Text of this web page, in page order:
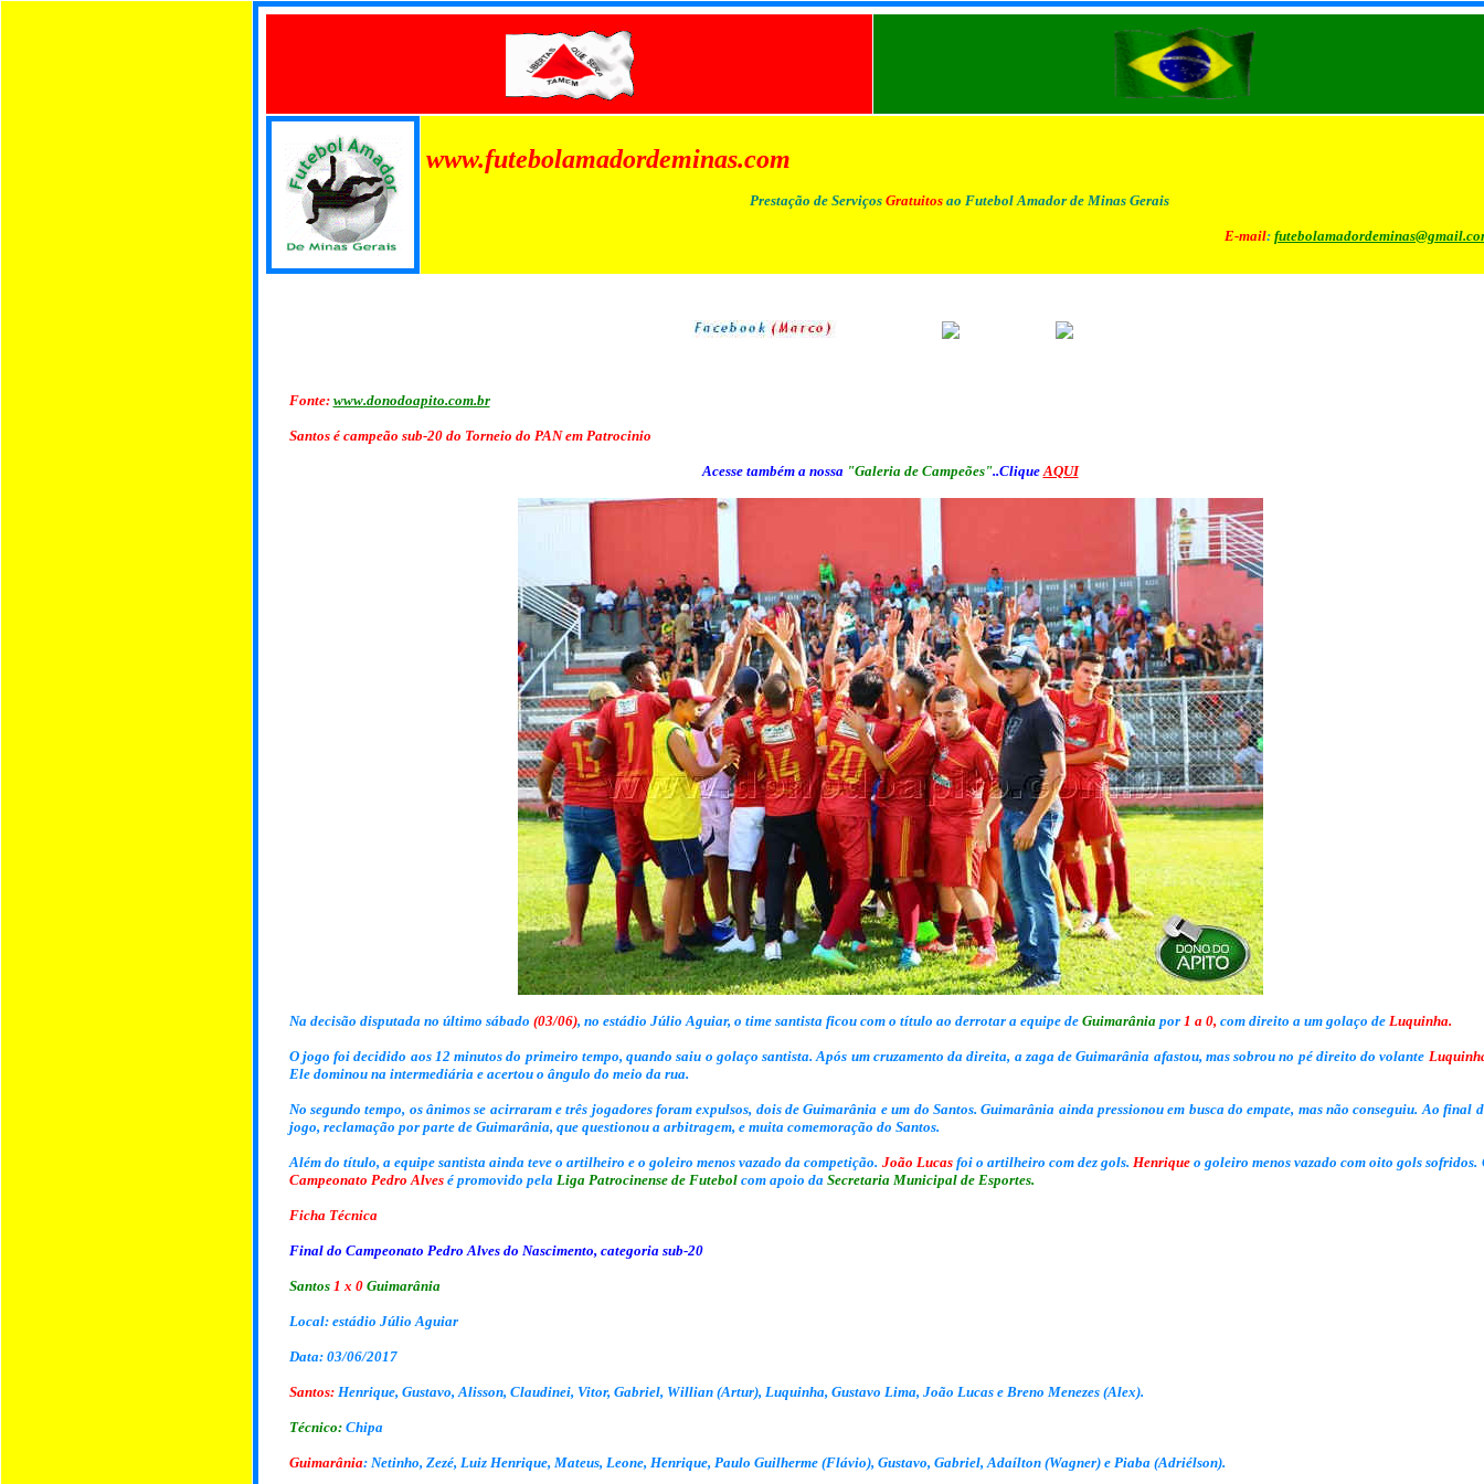
www.futebolamadordeminas.com
Prestação de Serviços Gratuitos ao Futebol Amador de Minas Gerais
E-mail:
Fonte: www.donodoapito.com.br
Santos é campeão sub-20 do Torneio do PAN em Patrocinio
Acesse também a nossa "Galeria de Campeões"..CliqueAQUI
Na decisão disputada no último sábado (03/06), no estádio Júlio Aguiar, o time santista ficou com o título ao derrotar a equipe de Guimarâniapor 1 a 0,com direito a um golaço de Luquinha.
O jogo foi decidido aos 12 minutos do primeiro tempo, quando saiu o golaço santista. Após um cruzamento da direita, a zaga de Guimarânia afastou, mas sobrou no pé direito do volante
Ele dominou na intermediária e acertou o ângulo do meio da rua.
No segundo tempo, os ânimos se acirraram e três jogadores foram expulsos, dois de Guimarânia e um do Santos. Guimarânia ainda pressionou em busca do empate, mas não conseguiu. Ao final
jogo, reclamação por parte de Guimarânia, que questionou a arbitragem, e muita comemoração do Santos.
Além do título, a equipe santista ainda teve o artilheiro e o goleiro menos vazado da competição. João Lucas foi o artilheiro com dez gols. Henriqueo goleiro menos vazado com oito gols sofridos.
Campeonato Pedro Alvesé promovido pela Liga Patrocinense de Futebol com apoio daSecretaria Municipal de Esportes.
Ficha Técnica
Final do Campeonato Pedro Alves do Nascimento, categoria sub-20
Santos 1 x 0Guimarânia
Local: estádio Júlio Aguiar
Data: 03/06/2017
Santos: Henrique, Gustavo, Alisson, Claudinei, Vitor, Gabriel, Willian (Artur), Luquinha, Gustavo Lima, João Lucas e Breno Menezes (Alex).
Técnico:Chipa
Guimarânia: Netinho, Zezé, Luiz Henrique, Mateus, Leone, Henrique, Paulo Guilherme (Flávio), Gustavo, Gabriel, Adaílton (Wagner) e Piaba (Adriélson).